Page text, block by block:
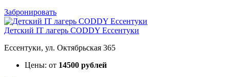
Забронировать
Детский IT лагерь CODDY Ессентуки
Ессентуки, ул. Октябрьская 365
Цены: от 14500 рублей